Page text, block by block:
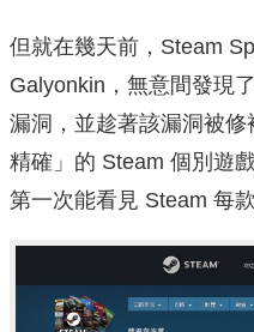
但就在幾天前，Steam
Galyonkin，無意間發現
漏洞，並趁著該漏洞被
精確」的 Steam 個別遊
第一次能看見 Steam 每